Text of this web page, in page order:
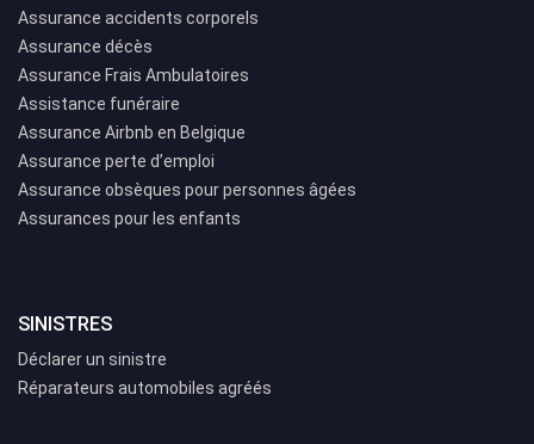
Assurance accidents corporels
Assurance décès
Assurance Frais Ambulatoires
Assistance funéraire
Assurance Airbnb en Belgique
Assurance perte d’emploi
Assurance obsèques pour personnes âgées
Assurances pour les enfants
SINISTRES
Déclarer un sinistre
Réparateurs automobiles agréés